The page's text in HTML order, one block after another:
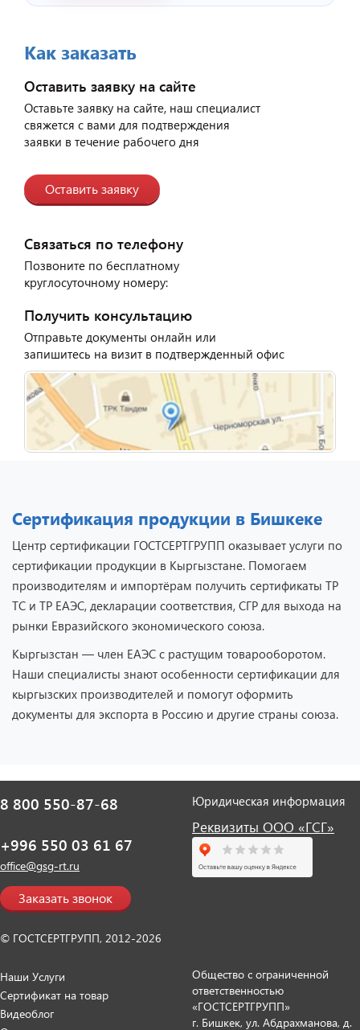
Как заказать
Оставить заявку на сайте
Оставьте заявку на сайте, наш специалист
свяжется с вами для подтверждения
заявки в течение рабочего дня
Оставить заявку
Связаться по телефону
Позвоните по бесплатному
круглосуточному номеру:
Получить консультацию
Отправьте документы онлайн или
запишитесь на визит в подтвержденный офис
Сертификация продукции в Бишкеке
Центр сертификации ГОСТСЕРТГРУПП оказывает услуги по
сертификации продукции в Кыргызстане. Помогаем
производителям и импортёрам получить сертификаты ТР
ТС и ТР ЕАЭС, декларации соответствия, СГР для выхода на
рынки Евразийского экономического союза.
Кыргызстан — член ЕАЭС с растущим товарооборотом.
Наши специалисты знают особенности сертификации для
кыргызских производителей и помогут оформить
документы для экспорта в Россию и другие страны союза.
8 800 550-87-68
+996 550 03 61 67
office@gsg-rt.ru
Заказать звонок
© ГОСТСЕРТГРУПП, 2012-2026
Юридическая информация
Реквизиты ООО «ГСГ»
Наши Услуги
Сертификат на товар
Видеоблог
Общество с ограниченной
ответственностью
«ГОСТСЕРТГРУПП»
г. Бишкек, ул. Абдрахманова, д.